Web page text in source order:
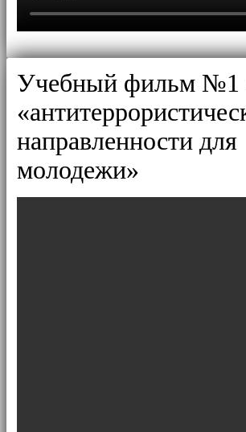
Учебный фильм №1
направленности для
молодежи»